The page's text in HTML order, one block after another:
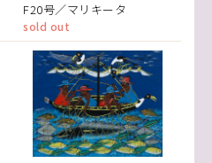
F20号／マリキータ
sold out